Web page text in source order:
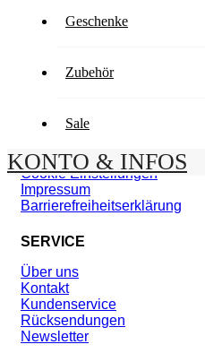
Geschenke
Zubehör
Sale
KONTO & INFOS
Wir können keine Produkte
Widerrufsrecht
Datenschutz
Cookie Einstellungen
Impressum
Barrierefreiheitserklärung
SERVICE
Über uns
Kontakt
Kundenservice
Rücksendungen
Newsletter